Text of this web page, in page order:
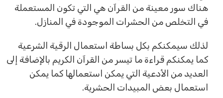
هناك سور معينة من القرآن هي التي تكون المستعملة
في التخلص من الحشرات الموجودة في المنازل.
لذلك سيمكنكم بكل بساطة استعمال الرقية الشرعية
كما يمكنكم قراءة ما تيسر من القرآن الكريم بالإضافة إلى
العديد من الأدعية التي يمكن استعمالها كما يمكن
استعمال بعض المبيدات الحشرية.